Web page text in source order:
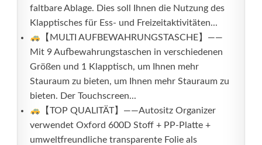
faltbare Ablage. Dies soll Ihnen die Nutzung des
Klapptisches für Ess- und Freizeitaktivitäten...
【MULTI AUFBEWAHRUNGSTASCHE】——
Mit 9 Aufbewahrungstaschen in verschiedenen
Größen und 1 Klapptisch, um Ihnen mehr
Stauraum zu bieten, um Ihnen mehr Stauraum zu
bieten. Der Touchscreen...
【TOP QUALITÄT】——Autositz Organizer
verwendet Oxford 600D Stoff + PP-Platte +
umweltfreundliche transparente Folie als